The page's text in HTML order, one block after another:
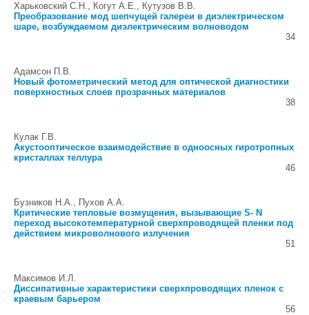
Харьковский С.Н., Когут А.Е., Кутузов В.В.
Преобразование мод шепчущей галереи в диэлектрическом
шаре, возбуждаемом диэлектрическим волноводом
34
Адамсон П.В.
Новый фотометрический метод для оптической диагностики
поверхностных слоев прозрачных материалов
38
Кулак Г.В.
Акустооптическое взаимодействие в одноосных гиротропных
кристаллах теллура
46
Бузников Н.А., Пухов А.А.
Критические тепловые возмущения, вызывающие S- N
переход высокотемпературной сверхпроводящей пленки под
действием микроволнового излучения
51
Максимов И.Л.
Диссипативные характеристики сверхпроводящих пленок с
краевым барьером
56